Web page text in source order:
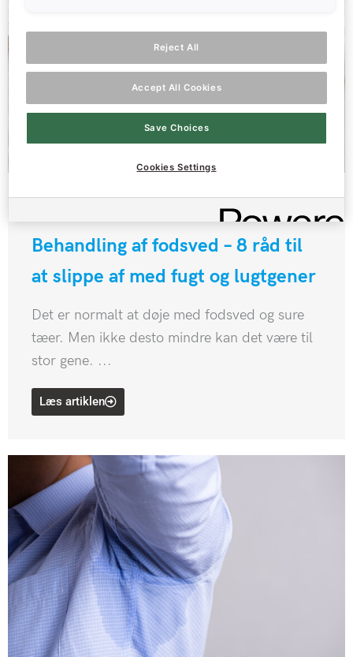
Behandling af fodsved – 8 råd til
at slippe af med fugt og lugtgener
Det er normalt at døje med fodsved og sure
tæer. Men ikke desto mindre kan det være til
stor gene. ...
Læs artiklen
Reject All
Accept All Cookies
Save Choices
Cookies Settings